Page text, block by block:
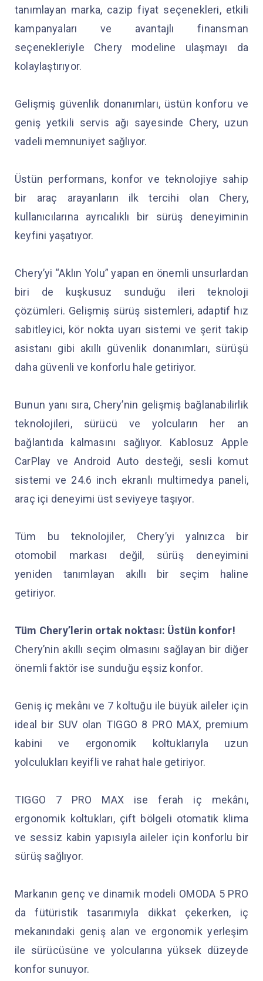
tanımlayan marka, cazip fiyat seçenekleri, etkili
kampanyaları ve avantajlı finansman
seçenekleriyle Chery modeline ulaşmayı da
kolaylaştırıyor.
Gelişmiş güvenlik donanımları, üstün konforu ve
geniş yetkili servis ağı sayesinde Chery, uzun
vadeli memnuniyet sağlıyor.
Üstün performans, konfor ve teknolojiye sahip
bir araç arayanların ilk tercihi olan Chery,
kullanıcılarına ayrıcalıklı bir sürüş deneyiminin
keyfini yaşatıyor.
Chery’yi “Aklın Yolu” yapan en önemli unsurlardan
biri de kuşkusuz sunduğu ileri teknoloji
çözümleri. Gelişmiş sürüş sistemleri, adaptif hız
sabitleyici, kör nokta uyarı sistemi ve şerit takip
asistanı gibi akıllı güvenlik donanımları, sürüşü
daha güvenli ve konforlu hale getiriyor.
Bunun yanı sıra, Chery’nin gelişmiş bağlanabilirlik
teknolojileri, sürücü ve yolcuların her an
bağlantıda kalmasını sağlıyor. Kablosuz Apple
CarPlay ve Android Auto desteği, sesli komut
sistemi ve 24.6 inch ekranlı multimedya paneli,
araç içi deneyimi üst seviyeye taşıyor.
Tüm bu teknolojiler, Chery’yi yalnızca bir
otomobil markası değil, sürüş deneyimini
yeniden tanımlayan akıllı bir seçim haline
getiriyor.
Tüm Chery’lerin ortak noktası: Üstün konfor!
Chery’nin akıllı seçim olmasını sağlayan bir diğer
önemli faktör ise sunduğu eşsiz konfor.
Geniş iç mekânı ve 7 koltuğu ile büyük aileler için
ideal bir SUV olan TIGGO 8 PRO MAX, premium
kabini ve ergonomik koltuklarıyla uzun
yolculukları keyifli ve rahat hale getiriyor.
TIGGO 7 PRO MAX ise ferah iç mekânı,
ergonomik koltukları, çift bölgeli otomatik klima
ve sessiz kabin yapısıyla aileler için konforlu bir
sürüş sağlıyor.
Markanın genç ve dinamik modeli OMODA 5 PRO
da fütüristik tasarımıyla dikkat çekerken, iç
mekanındaki geniş alan ve ergonomik yerleşim
ile sürücüsüne ve yolcularına yüksek düzeyde
konfor sunuyor.